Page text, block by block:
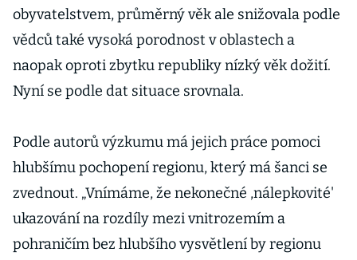
obyvatelstvem, průměrný věk ale snižovala podle
vědců také vysoká porodnost v oblastech a
naopak oproti zbytku republiky nízký věk dožití.
Nyní se podle dat situace srovnala.
Podle autorů výzkumu má jejich práce pomoci
hlubšímu pochopení regionu, který má šanci se
zvednout. „Vnímáme, že nekonečné ,nálepkovité'
ukazování na rozdíly mezi vnitrozemím a
pohraničím bez hlubšího vysvětlení by regionu